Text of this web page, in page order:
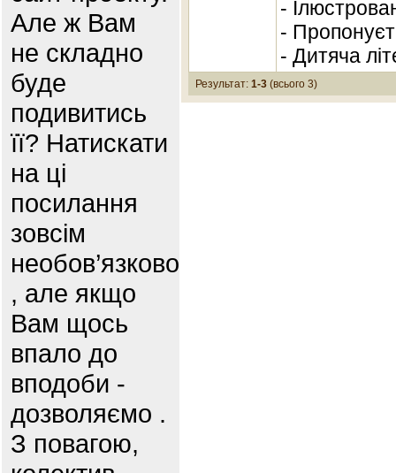
Але ж Вам
не складно
буде
подивитись
її? Натискати
на ці
посилання
зовсім
необов’язково
, але якщо
Вам щось
впало до
вподоби -
дозволяємо .
З повагою,
-
-
- Дитяча
Результат: 1-3 (всього 3)